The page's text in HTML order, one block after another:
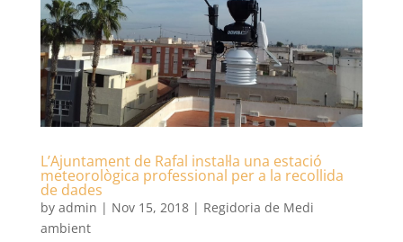
L’Ajuntament de Rafal instal·la una estació
meteorològica professional per a la recollida
de dades
by admin | Nov 15, 2018| Regidoria de Medi
ambient